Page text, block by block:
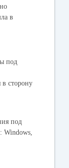
в
под
в сторону
под
Windows,